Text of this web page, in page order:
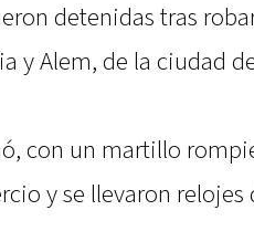
detenidas tras
y Alem, de la ciudad
con un martillo
y se llevaron